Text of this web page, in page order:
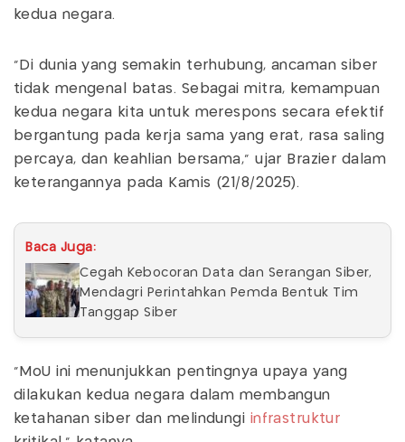
kedua negara.
“Di dunia yang semakin terhubung, ancaman siber
tidak mengenal batas. Sebagai mitra, kemampuan
kedua negara kita untuk merespons secara efektif
bergantung pada kerja sama yang erat, rasa saling
percaya, dan keahlian bersama,” ujar Brazier dalam
keterangannya pada Kamis (21/8/2025).
Baca Juga:
Cegah Kebocoran Data dan Serangan Siber,
Mendagri Perintahkan Pemda Bentuk Tim
Tanggap Siber
“MoU ini menunjukkan pentingnya upaya yang
dilakukan kedua negara dalam membangun
ketahanan siber dan melindungi infrastruktur